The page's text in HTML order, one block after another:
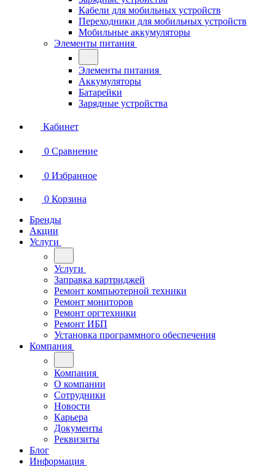
Кабели для мобильных устройств
Переходники для мобильных устройств
Мобильные аккумуляторы
Элементы питания
Элементы питания
Аккумуляторы
Батарейки
Зарядные устройства
Кабинет
0 Сравнение
0 Избранное
0 Корзина
Бренды
Акции
Услуги
Услуги
Заправка картриджей
Ремонт компьютерной техники
Ремонт мониторов
Ремонт оргтехники
Ремонт ИБП
Установка программного обеспечения
Компания
Компания
О компании
Сотрудники
Новости
Карьера
Документы
Реквизиты
Блог
Информация